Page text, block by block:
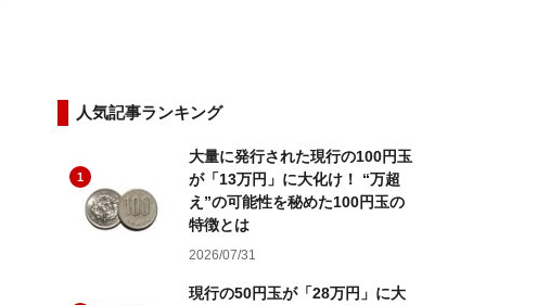
人気記事ランキング
1
大量に発行された現行の100円玉
が「13万円」に大化け！ “万超
え”の可能性を秘めた100円玉の
特徴とは
2026/07/31
現行の50円玉が「28万円」に大